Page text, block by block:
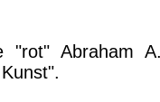
"rot" Abraham